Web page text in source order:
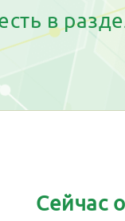
в
Сейчас